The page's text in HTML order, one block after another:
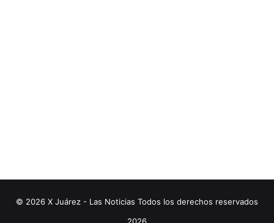
© 2026 X Juárez - Las Noticias Todos los derechos reservados